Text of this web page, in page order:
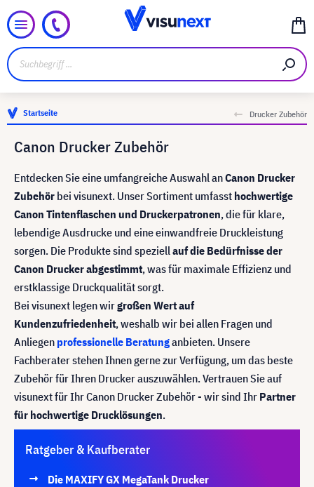
Startseite Drucker Zubehör
Canon Drucker Zubehör
Entdecken Sie eine umfangreiche Auswahl anCanon Drucker
Zubehör bei visunext. Unser Sortiment umfasst hochwertige
Canon Tintenflaschen und Druckerpatronen, die für klare,
lebendige Ausdrucke und eine einwandfreie Druckleistung
sorgen. Die Produkte sind speziellauf die Bedürfnisse der
Canon Drucker abgestimmt, was für maximale Effizienz und
erstklassige Druckqualität sorgt.
Bei visunext legen wirgroßen Wert auf
Kundenzufriedenheit, weshalb wir bei allen Fragen und
Anliegen professionelle Beratunganbieten. Unsere
Fachberater stehen Ihnen gerne zur Verfügung, um das beste
Zubehör für Ihren Drucker auszuwählen. Vertrauen Sie auf
visunext für Ihr Canon Drucker Zubehör - wir sind Ihr Partner
für hochwertige Drucklösungen.
Ratgeber & Kaufberater
Die MAXIFY GX MegaTank Drucker